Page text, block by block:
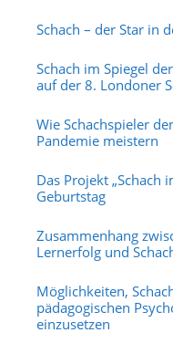
Schach – der Star in
Schach im Spiegel
auf der 8. Londoner
Wie Schachspieler
Pandemie meistern
Das Projekt „Schach
Geburtstag
Zusammenhang
Lernerfolg und
Möglichkeiten,
pädagogischen
einzusetzen